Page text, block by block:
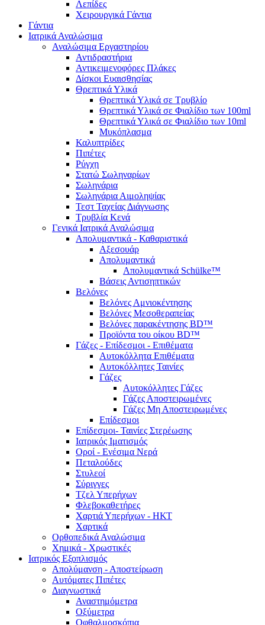
Λεπίδες
Χειρουργικά Γάντια
Γάντια
Ιατρικά Αναλώσιμα
Αναλώσιμα Εργαστηρίου
Αντιδραστήρια
Αντικειμενοφόρες Πλάκες
Δίσκοι Ευαισθησίας
Θρεπτικά Υλικά
Θρεπτικά Υλικά σε Τρυβλίο
Θρεπτικά Υλικά σε Φιαλίδιο των 100ml
Θρεπτικά Υλικά σε Φιαλίδιο των 10ml
Μυκόπλασμα
Καλυπτρίδες
Πιπέτες
Ρύγχη
Στατώ Σωληναρίων
Σωληνάρια
Σωληνάρια Αιμοληψίας
Τεστ Ταχείας Διάγνωσης
Τρυβλία Κενά
Γενικά Ιατρικά Αναλώσιμα
Απολυμαντικά - Καθαριστικά
Αξεσουάρ
Απολυμαντικά
Απολυμαντικά Schülke™
Βάσεις Αντισηπτικών
Βελόνες
Βελόνες Αμνιοκέντησης
Βελόνες Μεσοθεραπείας
Βελόνες παρακέντησης BD™
Προϊόντα του οίκου BD™
Γάζες - Επίδεσμοι - Επιθέματα
Αυτοκόλλητα Επιθέματα
Αυτοκόλλητες Ταινίες
Γάζες
Αυτοκόλλητες Γάζες
Γάζες Αποστειρωμένες
Γάζες Μη Αποστειρωμένες
Επίδεσμοι
Επίδεσμοι- Ταινίες Στερέωσης
Ιατρικός Ιματισμός
Οροί - Ενέσιμα Νερά
Πεταλούδες
Στυλεοί
Σύριγγες
Τζελ Υπερήχων
Φλεβοκαθετήρες
Χαρτιά Υπερήχων - ΗΚΤ
Χαρτικά
Ορθοπεδικά Αναλώσιμα
Χημικά - Χρωστικές
Ιατρικός Εξοπλισμός
Απολύμανση - Αποστείρωση
Αυτόματες Πιπέτες
Διαγνωστικά
Αναστημόμετρα
Οξύμετρα
Οφθαλμοσκόπια